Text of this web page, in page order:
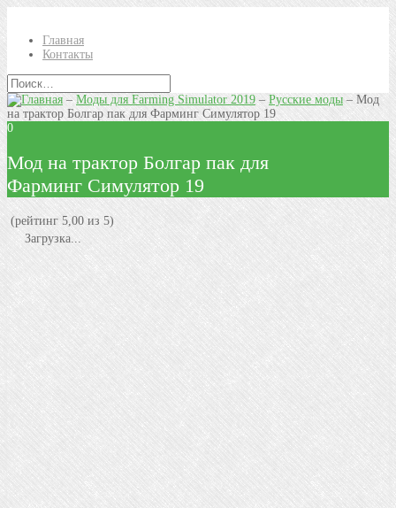
Главная
Контакты
–Моды для Farming Simulator 2019 – Русские моды – Мод
на трактор Болгар пак для Фарминг Симулятор 19
0
Мод на трактор Болгар пак для
Фарминг Симулятор 19
(рейтинг 5,00 из 5)
Загрузка...